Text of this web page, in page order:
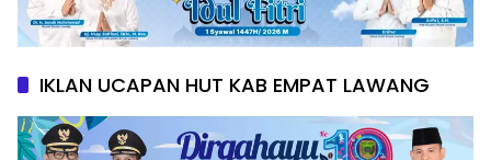
IKLAN UCAPAN HUT KAB EMPAT LAWANG